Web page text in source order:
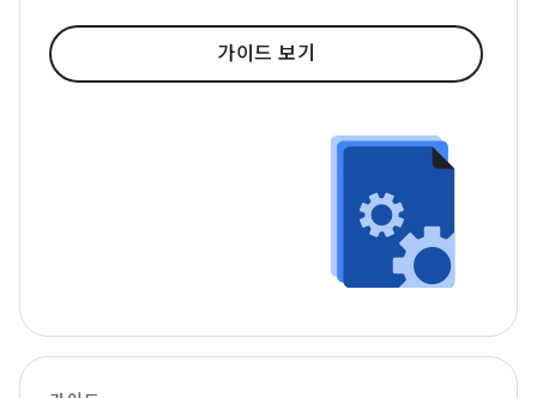
가이드 보기